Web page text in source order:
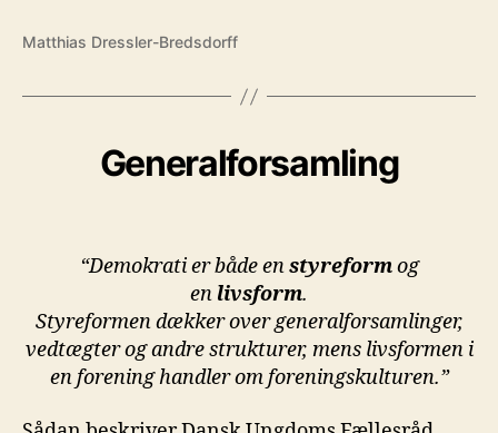
Matthias Dressler-Bredsdorff
Generalforsamling
“Demokrati er både enstyreformog
en livsform.
Styreformen dækker over generalforsamlinger,
vedtægter og andre strukturer, mens livsformen i
en forening handler om foreningskulturen.”